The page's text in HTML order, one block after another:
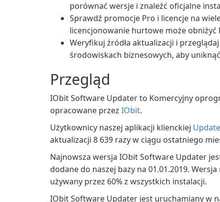
porównać wersje i znaleźć oficjalne
Sprawdź promocje Pro i licencje na
licencjonowanie hurtowe może obniżyć
Weryfikuj źródła aktualizacji i
środowiskach biznesowych, aby
Przegląd
IObit Software Updater to Komercyjny
opracowane przez IObit.
Użytkownicy naszej aplikacji klienckiej
aktualizacji 8 639 razy w ciągu ostatniego
Najnowsza wersja IObit Software Updater
dodane do naszej bazy na 01.01.2019.
używany przez 60% z wszystkich instalacji.
IObit Software Updater jest uruchamiany w